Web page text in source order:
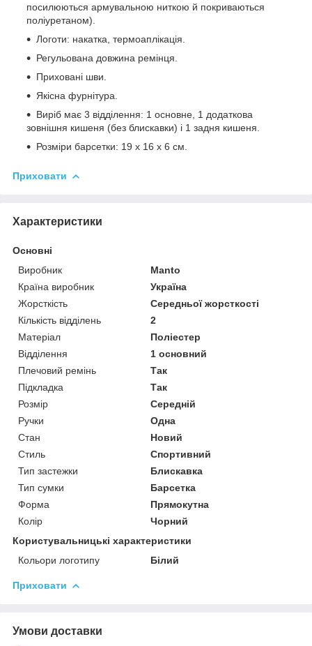
посилюються армувальною ниткою й покриваються
поліуретаном).
Логоти: накатка, термоаплікація.
Регульована довжина ремінця.
Приховані шви.
Якісна фурнітура.
Виріб має 3 відділення: 1 основне, 1 додаткова
зовнішня кишеня (без блискавки) і 1 задня кишеня.
Розміри барсетки: 19 х 16 х 6 см.
Приховати
Характеристики
Основні
Виробник
Manto
Країна виробник
Україна
Жорсткість
Середньої жорсткості
Кількість відділень
2
Матеріал
Поліестер
Відділення
1 основний
Плечовий ремінь
Так
Підкладка
Так
Розмір
Середній
Ручки
Одна
Стан
Новий
Стиль
Спортивний
Тип застежки
Блискавка
Тип сумки
Барсетка
Форма
Прямокутна
Колір
Чорний
Користувальницькі характеристики
Кольори логотипу
Білий
Приховати
Умови доставки